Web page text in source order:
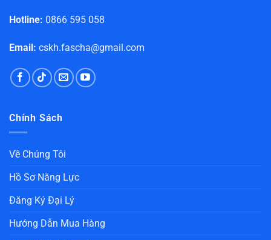
Hotline: 0866 595 058
Email: cskh.fascha@gmail.com
Chính Sách
Về Chúng Tôi
Hồ Sơ Năng Lực
Đăng Ký Đại Lý
Hướng Dẫn Mua Hàng